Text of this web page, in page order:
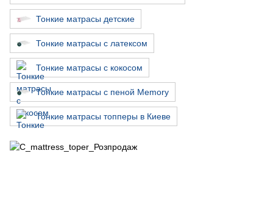
Тонкие матрасы детские
Тонкие матрасы с латексом
Тонкие матрасы с кокосом
Тонкие матрасы с пеной Memory
Тонкие матрасы топперы в Киеве